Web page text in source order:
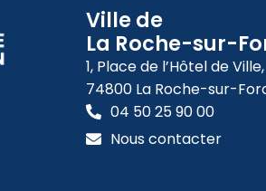
Ville de
La Roche-sur-
1, Place de l’Hôtel de Ville,
74800 La Roche-sur-
04 50 25 90 00
Nous contacter